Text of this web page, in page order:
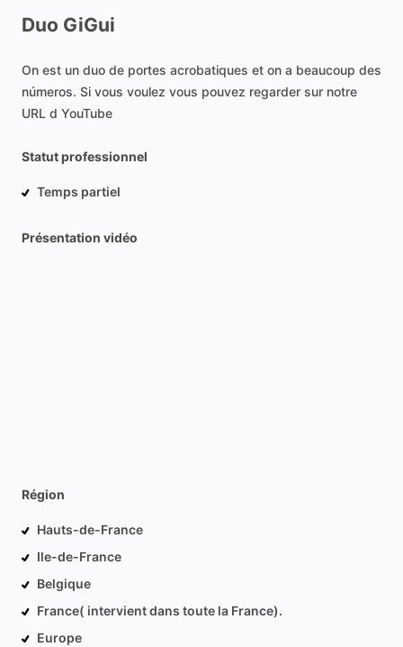
Duo GiGui
On est un duo de portes acrobatiques et on a beaucoup des
números. Si vous voulez vous pouvez regarder sur notre
URL d YouTube
Statut professionnel
Temps partiel
Présentation vidéo
Région
Hauts-de-France
Ile-de-France
Belgique
France( intervient dans toute la France).
Europe